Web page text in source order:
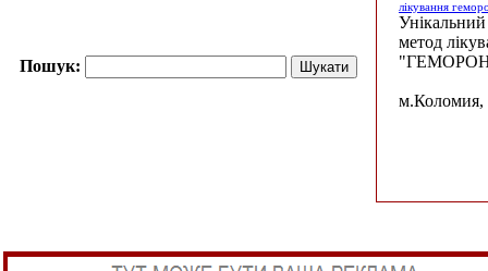
Пошук:
лікування
Унікальний
метод
м.Коломия,